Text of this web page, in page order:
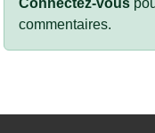
Connectez-vous
commentaires.